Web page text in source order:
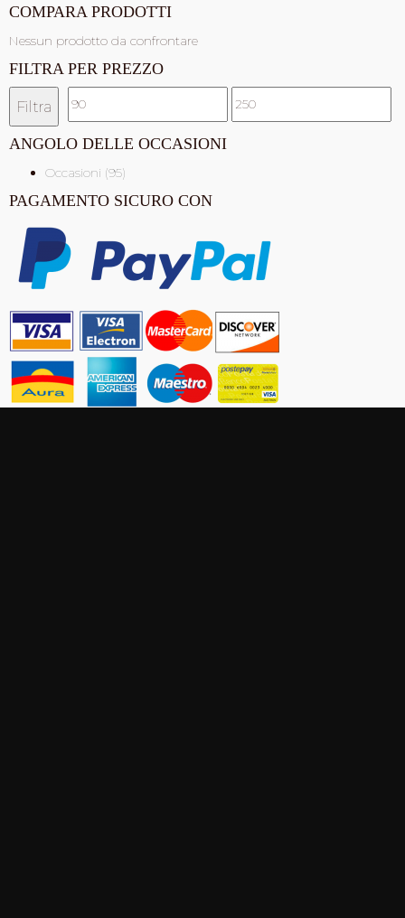
COMPARA PRODOTTI
Nessun prodotto da confrontare
FILTRA PER PREZZO
Prezzo
Prezzo
Filtra
ANGOLO DELLE OCCASIONI
Occasioni (95)
PAGAMENTO SICURO CON